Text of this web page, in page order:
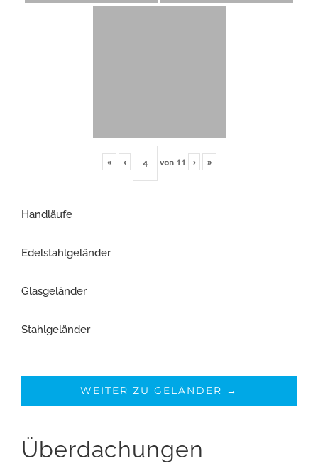
« ‹ von 11 › »
Handläufe
Edelstahlgeländer
Glasgeländer
Stahlgeländer
WEITER ZU GELÄNDER →
Überdachungen